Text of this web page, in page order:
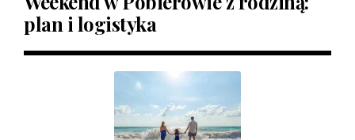
plan i logistyka